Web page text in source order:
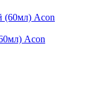
Acon